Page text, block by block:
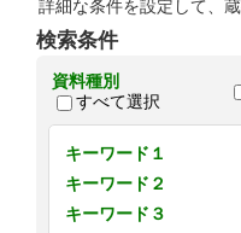
詳細な条件を設定して、
検索条件
資料種別
すべて選択
キーワード１
キーワード２
キーワード３